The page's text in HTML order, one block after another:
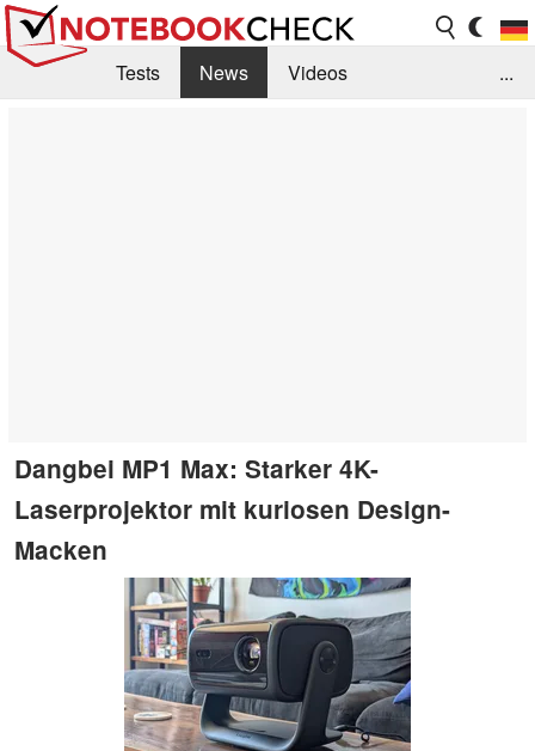
Tests News
Videos
...
Dangbei MP1 Max: Starker 4K-
Laserprojektor mit kuriosen Design-
Macken